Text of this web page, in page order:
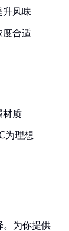
升风味
度合适
材质
为理想
。为你提供